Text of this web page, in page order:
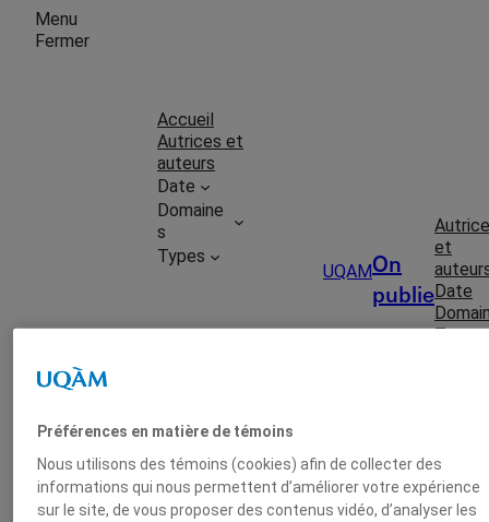
Menu
Fermer
Accueil
Autrices et
auteurs
Date
Domaine
s
Types
Soumet
publica
tion
UQAMOn
publie
et
Date
Types
Préférences en matière de témoins
Nous utilisons des témoins (cookies) afin de collecter des
informations qui nous permettent d’améliorer votre expérience
sur le site, de vous proposer des contenus vidéo, d’analyser les